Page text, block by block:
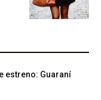
estreno: Guaraní